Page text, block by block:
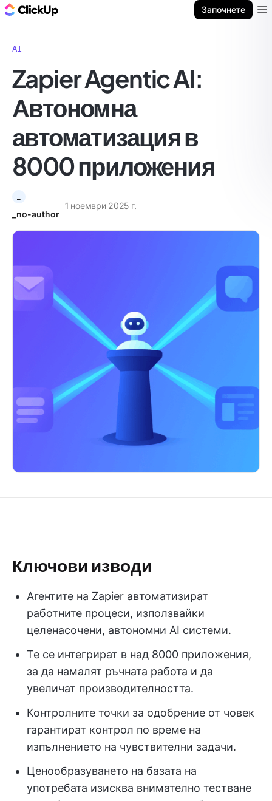
Започнете
AI
Zapier Agentic AI:
Автономна
автоматизация в
8000 приложения
_no-author
1 ноември 2025 г.
Ключови изводи
Агентите на Zapier автоматизират
работните процеси, използвайки
целенасочени, автономни AI системи.
Те се интегрират в над 8000 приложения,
за да намалят ръчната работа и да
увеличат производителността.
Контролните точки за одобрение от човек
гарантират контрол по време на
изпълнението на чувствителни задачи.
Ценообразуването на базата на
употребата изисква внимателно тестване